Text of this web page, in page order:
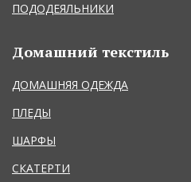
ПОДОДЕЯЛЬНИКИ
Домашний текстиль
ДОМАШНЯЯ ОДЕЖДА
ПЛЕДЫ
ШАРФЫ
СКАТЕРТИ